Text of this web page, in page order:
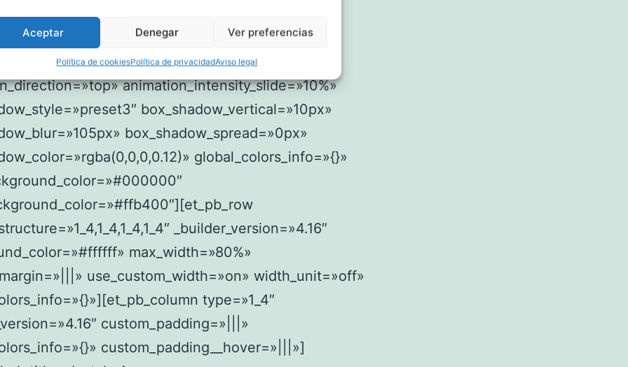
Aceptar Denegar Ver preferencias
Política de cookiesPolítica de privacidadAviso legal
bb_built=»1″ admin_label=» Get a Quote»
_builder_version=»4.16″
animation_style=»slide»
animation_intensity_slide=»10%»
box_shadow_vertical=»10px»
box_shadow_spread=»0px»
global_colors_info=»{}»
_builder_version=»4.16″
max_width=»80%»
use_custom_width=»on» width_unit=»off»
type=»1_4″
custom_padding=»|||»
custom_padding__hover=»|||»]